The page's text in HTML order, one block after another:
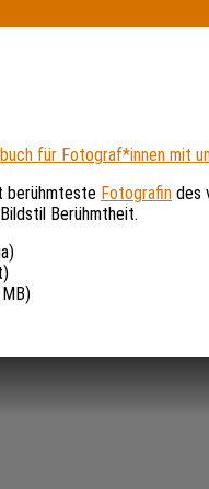
für Fotograf*innen mit
berühmteste Fotografin des
Berühmtheit.